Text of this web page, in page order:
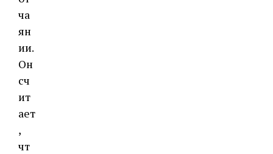
ча
ян
ии.
Он
сч
ит
ает
,
чт